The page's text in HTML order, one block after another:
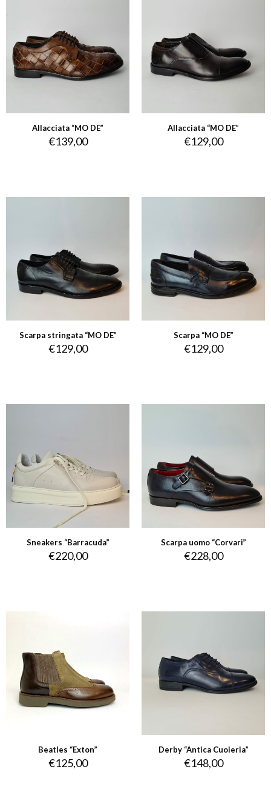
Allacciata “MO DE”
€139,00
Allacciata “MO DE”
€129,00
Scarpa stringata “MO DE”
€129,00
Scarpa “MO DE”
€129,00
Sneakers “Barracuda”
€220,00
Scarpa uomo “Corvari”
€228,00
Beatles “Exton”
€125,00
Derby “Antica Cuoieria”
€148,00